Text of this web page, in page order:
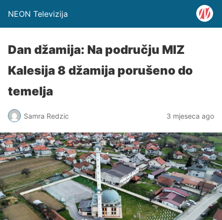
NEON Televizija
Dan džamija: Na području MIZ
Kalesija 8 džamija porušeno do
temelja
Samra Redzic 3 mjeseca ago